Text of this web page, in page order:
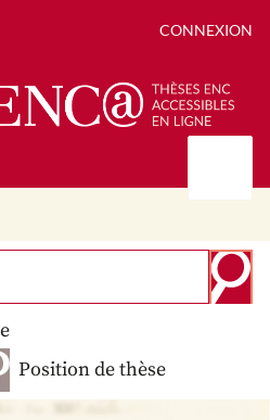
CONNEXION
de votre thèse
Position de thèse